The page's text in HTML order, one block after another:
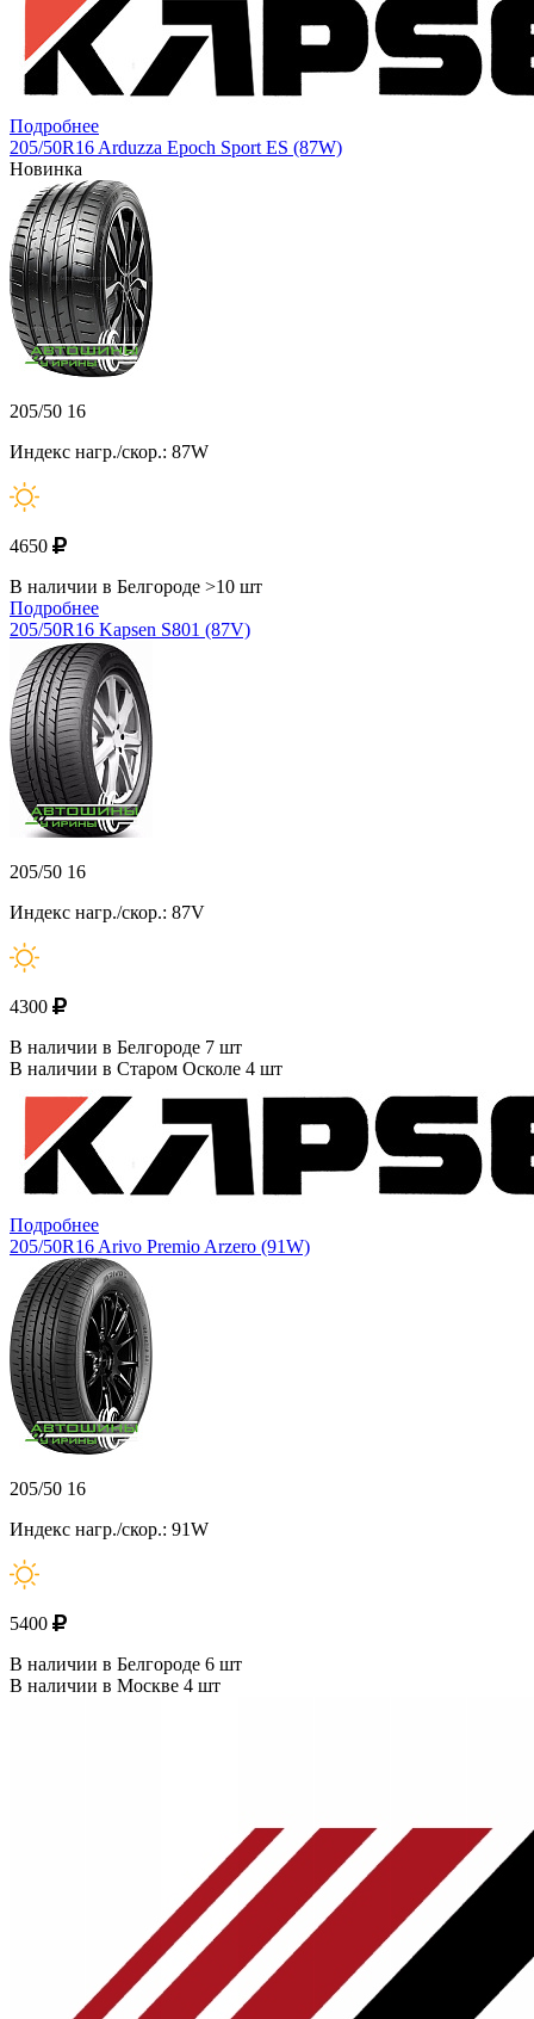
Подробнее
205/50R16 Arduzza Epoch Sport ES (87W)
Новинка
205/50 16
Индекс нагр./скор.: 87W
4650
В наличии в Белгороде >10 шт
Подробнее
205/50R16 Kapsen S801 (87V)
205/50 16
Индекс нагр./скор.: 87V
4300
В наличии в Белгороде 7 шт
В наличии в Старом Осколе 4 шт
Подробнее
205/50R16 Arivo Premio Arzero (91W)
205/50 16
Индекс нагр./скор.: 91W
5400
В наличии в Белгороде 6 шт
В наличии в Москве 4 шт